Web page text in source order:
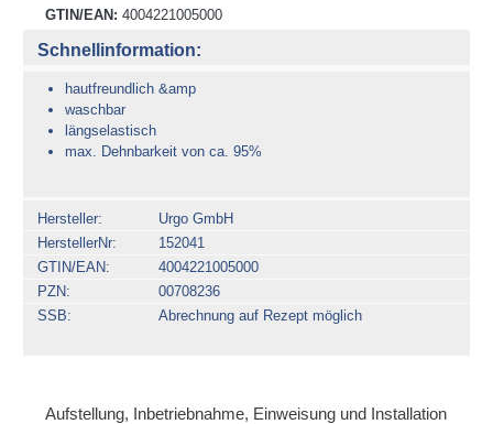
GTIN/EAN: 4004221005000
Schnellinformation:
hautfreundlich &amp
waschbar
längselastisch
max. Dehnbarkeit von ca. 95%
Hersteller
Urgo GmbH
HerstellerNr
152041
GTIN/EAN
4004221005000
PZN
00708236
SSB
Abrechnung auf Rezept möglich
Aufstellung, Inbetriebnahme, Einweisung und Installation